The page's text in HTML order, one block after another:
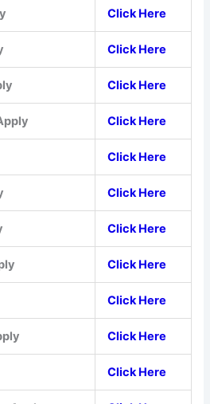
Click Here
Click Here
Click Here
Click Here
Click Here
Click Here
Click Here
Click Here
Click Here
Click Here
Click Here